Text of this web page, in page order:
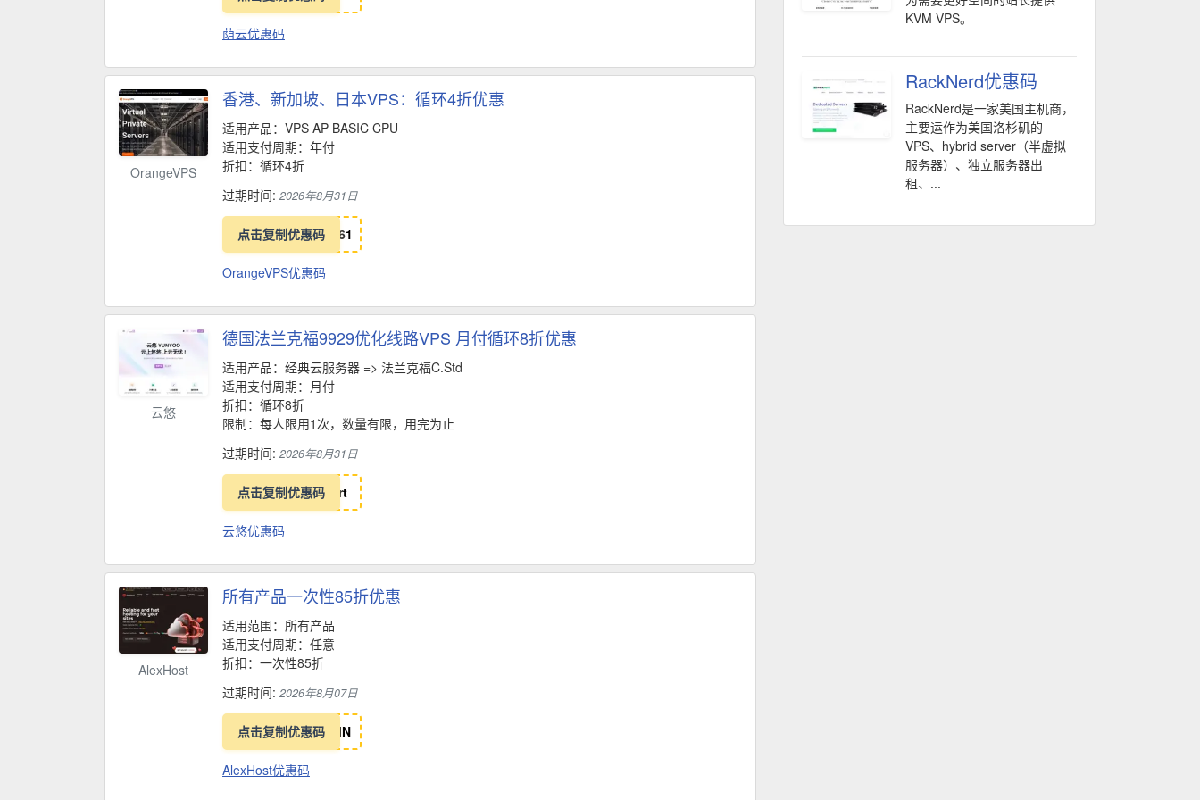
荫云优惠码
OrangeVPS
香港、新加坡、日本VPS：循环4折优惠
适用产品：VPS AP BASIC CPU
适用支付周期：年付
折扣：循环4折
过期时间: 2026年8月31日
点击复制优惠码 61
OrangeVPS优惠码
云悠
德国法兰克福9929优化线路VPS 月付循环8折优惠
适用产品：经典云服务器 => 法兰克福C.Std
适用支付周期：月付
折扣：循环8折
限制：每人限用1次，数量有限，用完为止
过期时间: 2026年8月31日
点击复制优惠码 rt
云悠优惠码
AlexHost
所有产品一次性85折优惠
适用范围：所有产品
适用支付周期：任意
折扣：一次性85折
过期时间: 2026年8月07日
点击复制优惠码 IN
AlexHost优惠码
KVM VPS。
RackNerd优惠码
RackNerd是一家美国主机商，
主要运作为美国洛杉矶的
VPS、hybrid server（半虚拟
服务器）、独立服务器出
租、...